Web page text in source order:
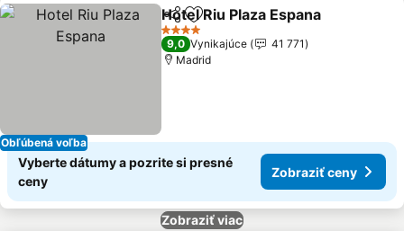
Obľúbená voľba
ZdieľaťPridať do obľúbených
Hotel Riu Plaza Espana
4 Počet hviezdičiek
9,0 Vynikajúce
41 771
Madrid
Vyberte dátumy a pozrite si presné
ceny
Zobraziť ceny
Zobraziť viac